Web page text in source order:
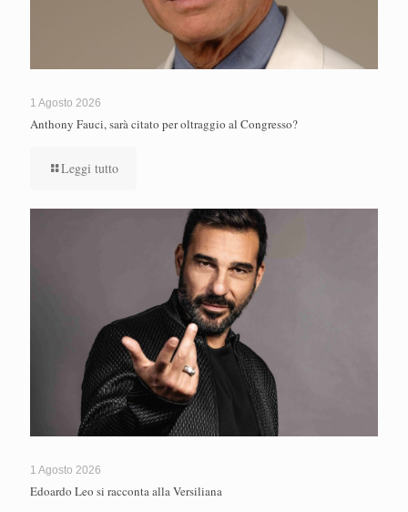
1 Agosto 2026
Anthony Fauci, sarà citato per oltraggio al Congresso?
Leggi tutto
1 Agosto 2026
Edoardo Leo si racconta alla Versiliana